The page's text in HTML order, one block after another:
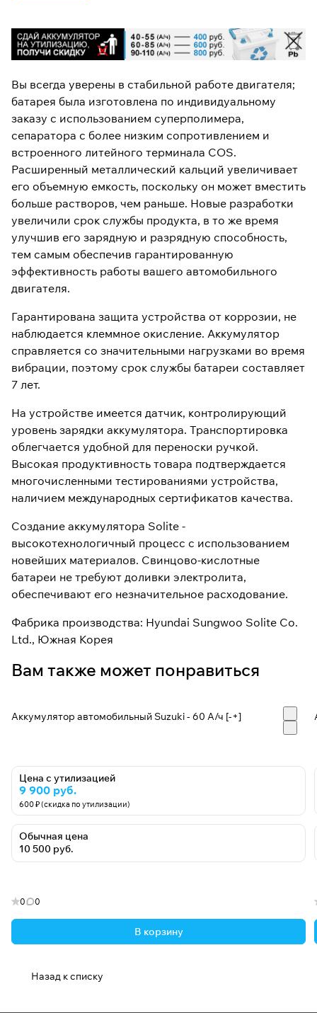
Вы всегда уверены в стабильной работе двигателя;
батарея была изготовлена ​​по индивидуальному
заказу с использованием суперполимера,
сепаратора с более низким сопротивлением и
встроенного литейного терминала COS.
Расширенный металлический кальций увеличивает
его объемную емкость, поскольку он может вместить
больше растворов, чем раньше. Новые разработки
увеличили срок службы продукта, в то же время
улучшив его зарядную и разрядную способность,
тем самым обеспечив гарантированную
эффективность работы вашего автомобильного
двигателя.
Гарантирована защита устройства от коррозии, не
наблюдается клеммное окисление. Аккумулятор
справляется со значительными нагрузками во время
вибрации, поэтому срок службы батареи составляет
7 лет.
На устройстве имеется датчик, контролирующий
уровень зарядки аккумулятора. Транспортировка
облегчается удобной для переноски ручкой.
Высокая продуктивность товара подтверждается
многочисленными тестированиями устройства,
наличием международных сертификатов качества.
Создание аккумулятора Solite -
высокотехнологичный процесс с использованием
новейших материалов. Свинцово-кислотные
батареи не требуют доливки электролита,
обеспечивают его незначительное расходование.
Фабрика производства: Hyundai Sungwoo Solite Co.
Ltd., Южная Корея
Вам также может понравиться
Аккумулятор автомобильный Suzuki - 60 А/ч [-+]
Цена с утилизацией
9 900 руб.
600 ₽ (скидка по утилизации)
Обычная цена
10 500 руб.
0 0
В корзину
Назад к списку